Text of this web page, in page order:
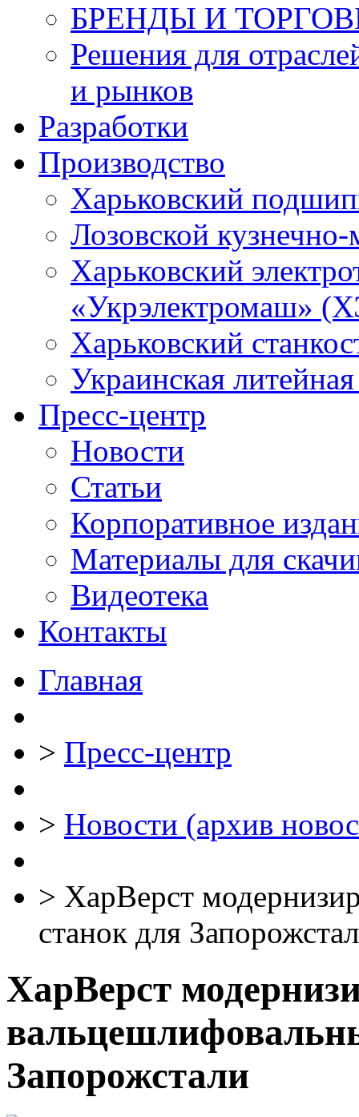
БРЕНДЫ И
Решения для
и рынков
Разработки
Производство
Харьковский
Лозовской
Харьковский
«Укрэлектромаш»
Харьковский
Украинская
Пресс-центр
Новости
Статьи
Корпоративное
Материалы для
Видеотека
Контакты
Главная
> Пресс-центр
> Новости (архив
> ХарВерст
станок для
ХарВерст
Запорожстали